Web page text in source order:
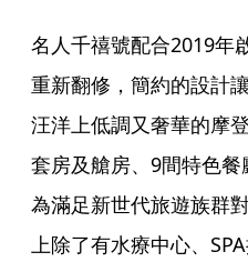
名人千禧號配合2019年
重新翻修，簡約的設計
汪洋上低調又奢華的摩
套房及艙房、9間特色餐
為滿足新世代旅遊族群
上除了有水療中心、